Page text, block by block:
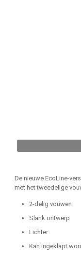
De nieuwe EcoLine-
met het tweedelige
2-delig vouwen
Slank ontwerp
Lichter
Kan ingeklapt